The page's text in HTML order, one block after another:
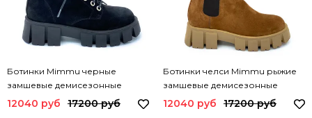
Ботинки Mimmu черные
замшевые демисезонные
M405M1 MIM CAM NERO
12040 руб 17200 руб
Ботинки челси Mimmu рыжие
замшевые демисезонные
M405M4 MIM FOX
12040 руб 17200 руб